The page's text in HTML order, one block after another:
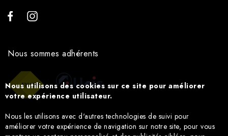
Nous sommes adhérents
Nous utilisons des cookies sur ce site pour améliorer
votre expérience utilisateur.
Nous les utilisons avec d'autres technologies de suivi pour
améliorer votre expérience de navigation sur notre site, pour vous